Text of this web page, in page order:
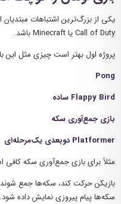
Call of Duty یا Minecraft باشد.
پروژه اول بهتر است چیزی مثل این
Pong
Flappy Bird ساده
بازی جمع‌آوری سکه
Platformer دو‌بعدی یک‌مرحله‌ای
مثلاً برای بازی جمع‌آوری سکه کافی
بازیکن حرکت کند، سکه‌ها جمع
سکه‌ها پیام پیروزی نمایش داده شود.